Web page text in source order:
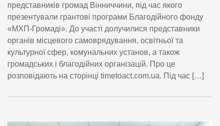
представників громад Вінниччини, під час якого
презентували грантові програми Благодійного фонду
«МХП-Громаді». До участі долучилися представники
органів місцевого самоврядування, освітньої та
культурної сфер, комунальних установ, а також
громадських і благодійних організацій. Про це
розповідають на сторінці timetoact.com.ua. Під час […]